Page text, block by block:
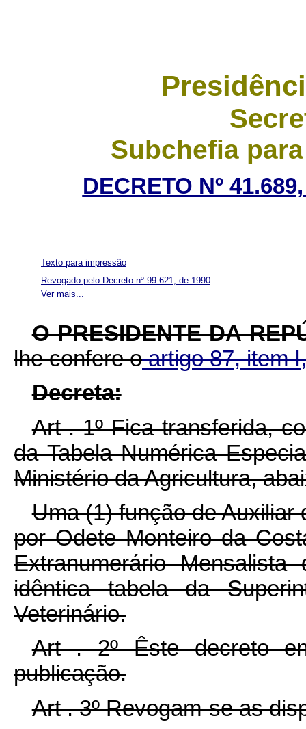
Subchefia
DECRETO Nº
Ver mais...
Texto para impressão
Revogado pelo Decreto nº 99.621, de 1990
O PRESIDENTE DA
lhe confere oartigo 87, item
Decreta:
Art . 1º Fica transferida,
da Tabela Numérica
Ministério da Agricultura,
Uma (1) função de Auxiliar
por Odete Monteiro da
Extranumerário
idêntica tabela da
Veterinário.
Art . 2º Êste decreto
publicação.
Art . 3º Revogam-se as